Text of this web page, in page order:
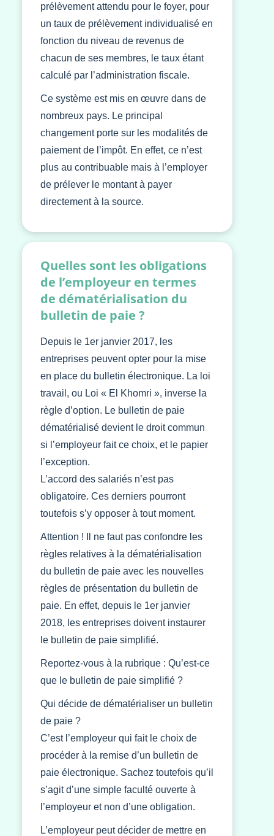
prélèvement attendu pour le foyer, pour
un taux de prélèvement individualisé en
fonction du niveau de revenus de
chacun de ses membres, le taux étant
calculé par l’administration fiscale.
Ce système est mis en œuvre dans de
nombreux pays. Le principal
changement porte sur les modalités de
paiement de l’impôt. En effet, ce n’est
plus au contribuable mais à l’employer
de prélever le montant à payer
directement à la source.
Quelles sont les obligations
de l’employeur en termes
de dématérialisation du
bulletin de paie ?
Depuis le 1er janvier 2017, les
entreprises peuvent opter pour la mise
en place du bulletin électronique. La loi
travail, ou Loi « El Khomri », inverse la
règle d’option. Le bulletin de paie
dématérialisé devient le droit commun
si l’employeur fait ce choix, et le papier
l’exception.
L’accord des salariés n’est pas
obligatoire. Ces derniers pourront
toutefois s’y opposer à tout moment.
Attention ! Il ne faut pas confondre les
règles relatives à la dématérialisation
du bulletin de paie avec les nouvelles
règles de présentation du bulletin de
paie. En effet, depuis le 1er janvier
2018, les entreprises doivent instaurer
le bulletin de paie simplifié.
Reportez-vous à la rubrique : Qu’est-ce
que le bulletin de paie simplifié ?
Qui décide de dématérialiser un bulletin
de paie ?
C’est l’employeur qui fait le choix de
procéder à la remise d’un bulletin de
paie électronique. Sachez toutefois qu’il
s’agit d’une simple faculté ouverte à
l’employeur et non d’une obligation.
L’employeur peut décider de mettre en